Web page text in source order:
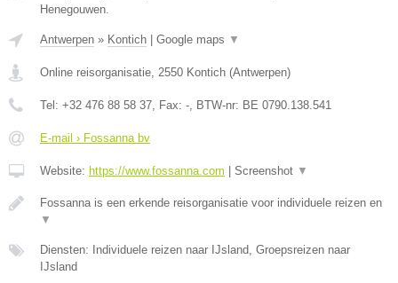
Henegouwen.
Antwerpen » Kontich Google maps ▼
Online reisorganisatie 2550 Kontich (Antwerpen)
Tel: +32 476 88 58 37 , Fax: - , BTW-nr: BE 0790.138.541
E-mail › Fossanna bv
Website: https://www.fossanna.com Screenshot ▼
Fossanna is een erkende reisorganisatie voor individuele reizen en
▼
Diensten: Individuele reizen naar IJsland, Groepsreizen naar
IJsland